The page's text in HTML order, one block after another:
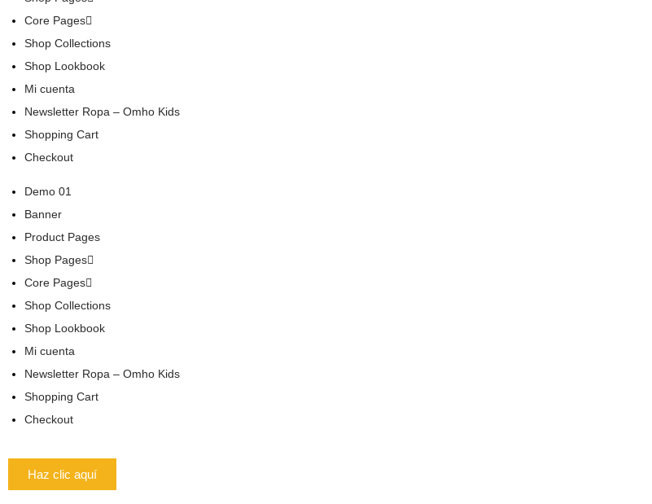
Core Pages
Shop Collections
Shop Lookbook
Mi cuenta
Newsletter Ropa – Omho Kids
Shopping Cart
Checkout
Demo 01
Banner
Product Pages
Shop Pages
Core Pages
Shop Collections
Shop Lookbook
Mi cuenta
Newsletter Ropa – Omho Kids
Shopping Cart
Checkout
Haz clic aquí